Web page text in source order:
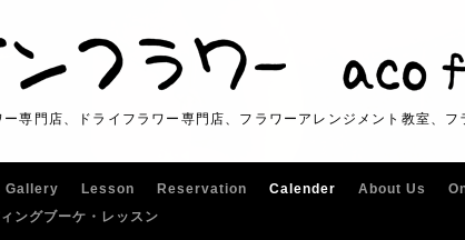
専門店、ドライフラワー専門店、フラワーアレンジメント教室、
Gallery Lesson Reservation Calender About Us
ングブーケ・レッスン